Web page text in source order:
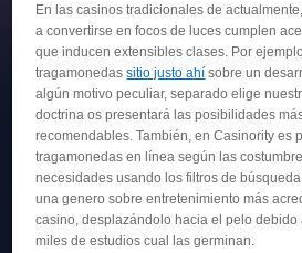
En las casinos tradicionales de
a convertirse en focos de luces cumplen
que inducen extensibles clases. Por
tragamonedassitio justo ahí sobre un
algún motivo peculiar, separado elige
doctrina os presentará las posibilidades
recomendables. También, en Casinority es
tragamonedas en línea según las
necesidades usando los filtros de
una genero sobre entretenimiento más
casino, desplazándolo hacia el pelo debido
miles de estudios cual las germinan.